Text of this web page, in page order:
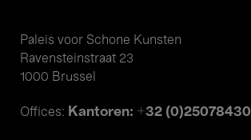
Paleis voor Schone Kunsten
Ravensteinstraat 23
1000 Brussel
Offices: Kantoren: +32 (0)25078430